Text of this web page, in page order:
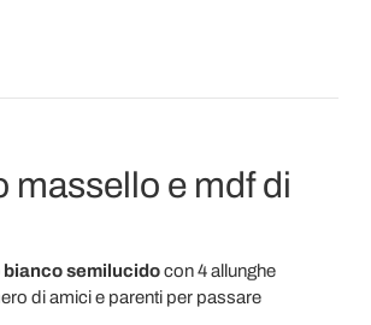
massello e mdf di
semilucidocon 4 allunghe
di amici e parenti per passare